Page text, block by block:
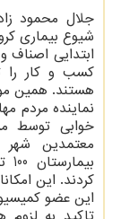
جلال محمود
شیوع بیماری
ابتدایی اصناف
كسب و كار را
هستند. همین
نماینده مردم
خوابی توسط
معتمدین
كردند. این امكانات قریب به
این عضو